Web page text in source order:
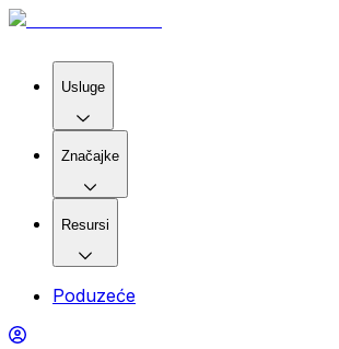
Usluge
Značajke
Resursi
Poduzeće